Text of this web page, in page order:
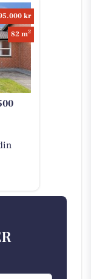
kr
82 m2